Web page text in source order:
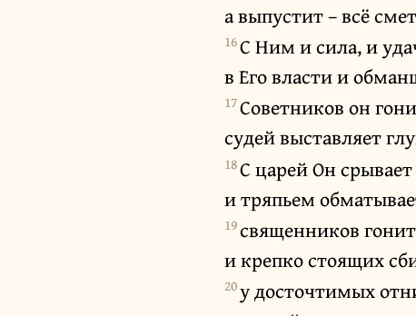
а выпустит – всё
16С Ним и сила, и
в Его власти и
17Советников он
судей выставляет
18С царей Он срывает
и тряпьем
19священников
и крепко стоящих
20у досточтимых